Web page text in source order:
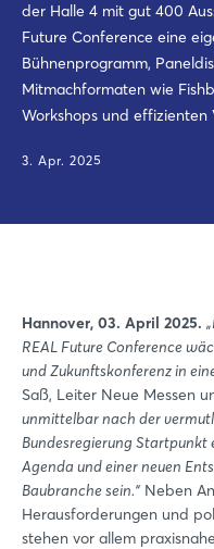
der Halle 4 mit gut 400
Future Conference eine
Bühnenprogramm,
Mitmachformaten wie
Workshops und effizienten
3. Apr. 2025
Hannover, 03. April 2025.
REAL Future Conference
und Zukunftskonferenz in
Saß, Leiter Neue Messen
unmittelbar nach der
Bundesregierung
Agenda und einer neuen
Baubranche sein.“ Neben
Herausforderungen und
stehen vor allem